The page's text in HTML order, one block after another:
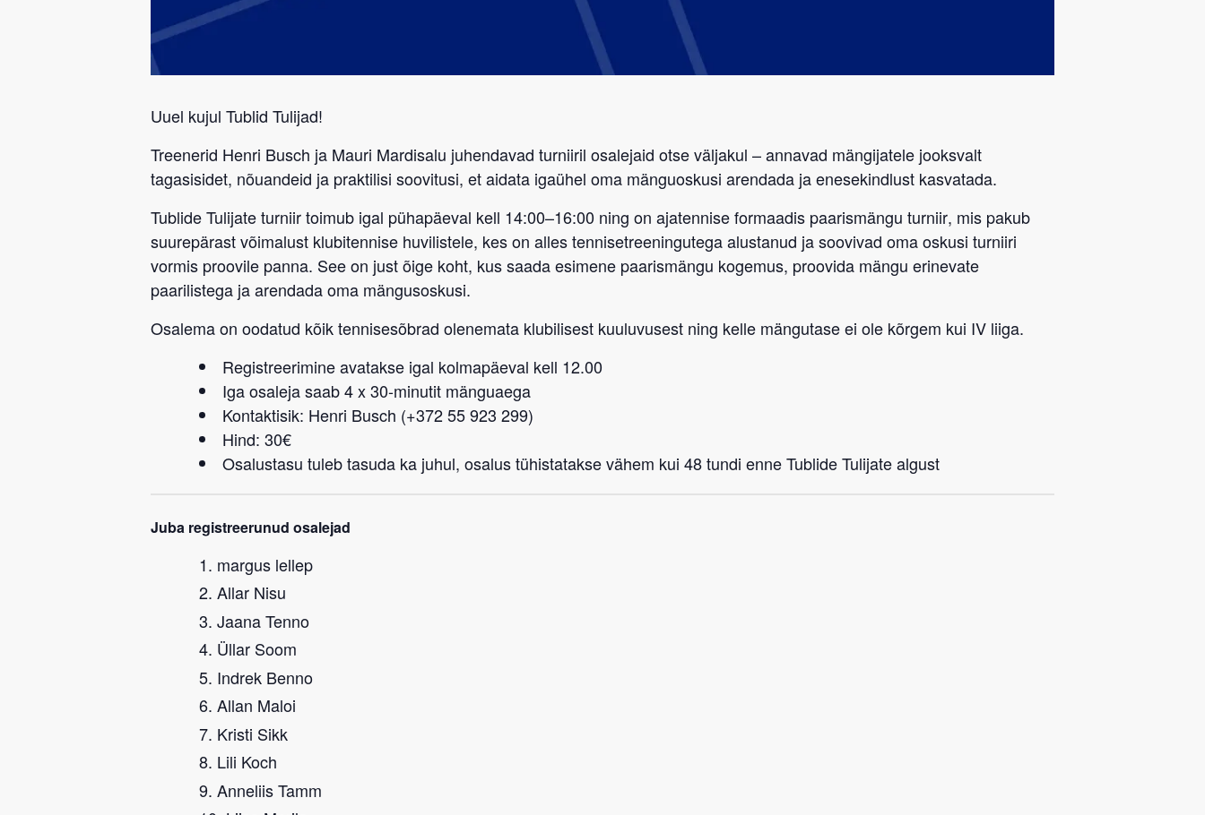
Uuel kujul Tublid Tulijad!
Treenerid Henri Busch ja Mauri Mardisalu juhendavad turniiril osalejaid otse väljakul – annavad mängijatele jooksvalt
tagasisidet, nõuandeid ja praktilisi soovitusi, et aidata igaühel oma mänguoskusi arendada ja enesekindlust kasvatada.
Tublide Tulijate turniirtoimub igal pühapäeval kell 14:00–16:00 ning on ajatennise formaadis paarismängu turniir, mis pakub
suurepärast võimalust klubitennise huvilistele, kes on alles tennisetreeningutega alustanud ja soovivad oma oskusi turniiri
vormis proovile panna. See on just õige koht, kus saada esimene paarismängu kogemus, proovida mängu erinevate
paarilistega ja arendada oma mängusoskusi.
Osalema on oodatud kõik tennisesõbrad olenemata klubilisest kuuluvusest ning kelle mängutase ei ole kõrgem kui IV liiga.
Registreerimine avatakse igal kolmapäeval kell 12.00
Iga osaleja saab 4 x 30-minutit mänguaega
Kontaktisik: Henri Busch (+372 55 923 299)
Hind: 30€
Osalustasu tuleb tasuda ka juhul, osalus tühistatakse vähem kui 48 tundi enne Tublide Tulijate algust
Juba registreerunud osalejad
margus lellep
Allar Nisu
Jaana Tenno
Üllar Soom
Indrek Benno
Allan Maloi
Kristi Sikk
Lili Koch
Anneliis Tamm